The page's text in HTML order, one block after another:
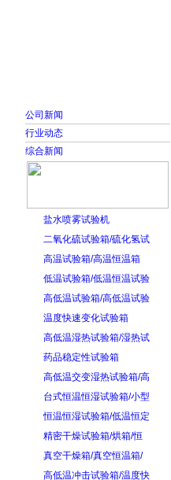
公司新闻
行业动态
综合新闻
盐水喷雾试验机
二氧化硫试验箱/硫化氢试
高温试验箱/高温恒温箱
低温试验箱/低温恒温试验
高低温试验箱/高低温试验
温度快速变化试验箱
高低温湿热试验箱/湿热试
药品稳定性试验箱
高低温交变湿热试验箱/高
台式恒温恒湿试验箱/小型
恒温恒湿试验箱/低温恒定
精密干燥试验箱/烘箱/恒
真空干燥箱/真空恒温箱/
高低温冲击试验箱/温度快